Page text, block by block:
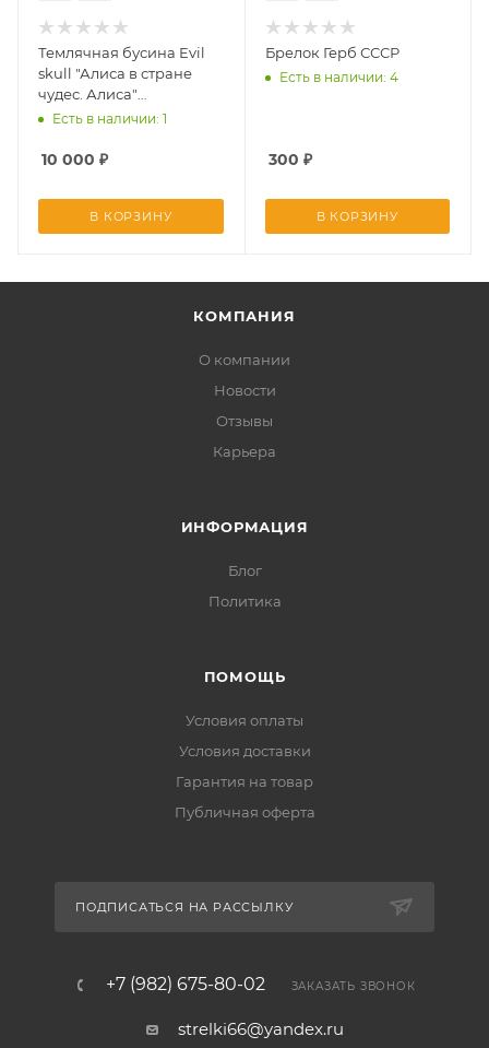
Темлячная бусина Evil
skull "Алиса в стране
чудес. Алиса"
лимитированное
Есть в наличии: 1
10 000 ₽
В КОРЗИНУ
Брелок Герб СССР
Есть в наличии: 4
300 ₽
В КОРЗИНУ
КОМПАНИЯ
О компании
Новости
Отзывы
Карьера
ИНФОРМАЦИЯ
Блог
Политика
ПОМОЩЬ
Условия оплаты
Условия доставки
Гарантия на товар
Публичная оферта
ПОДПИСАТЬСЯ НА РАССЫЛКУ
+7 (982) 675-80-02 ЗАКАЗАТЬ ЗВОНОК
strelki66@yandex.ru